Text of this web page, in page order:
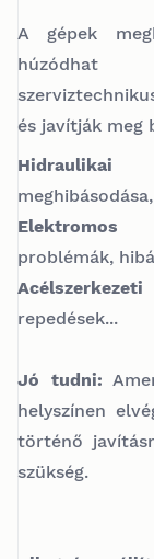
A gépek
és javítják meg
Hidraulikai
Elektromos
problémák,
Acélszerkezeti
repedések...
Jó tudni:
helyszínen
történő
szükség.